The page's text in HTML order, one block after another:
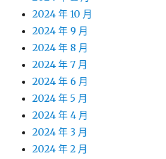
2024 年 10 月
2024 年 9 月
2024 年 8 月
2024 年 7 月
2024 年 6 月
2024 年 5 月
2024 年 4 月
2024 年 3 月
2024 年 2 月